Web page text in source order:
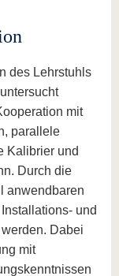
des Lehrstuhls
mit
parallele
Kalibrier und
Durch die
anwendbaren
und
Dabei
mit